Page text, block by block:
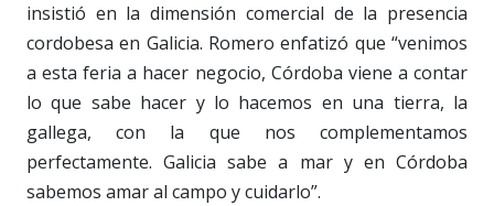
insistió en la dimensión comercial de la presencia
cordobesa en Galicia. Romero enfatizó que “venimos
a esta feria a hacer negocio, Córdoba viene a contar
lo que sabe hacer y lo hacemos en una tierra, la
gallega, con la que nos complementamos
perfectamente. Galicia sabe a mar y en Córdoba
sabemos amar al campo y cuidarlo”.